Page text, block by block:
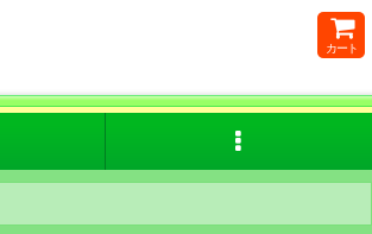
カート